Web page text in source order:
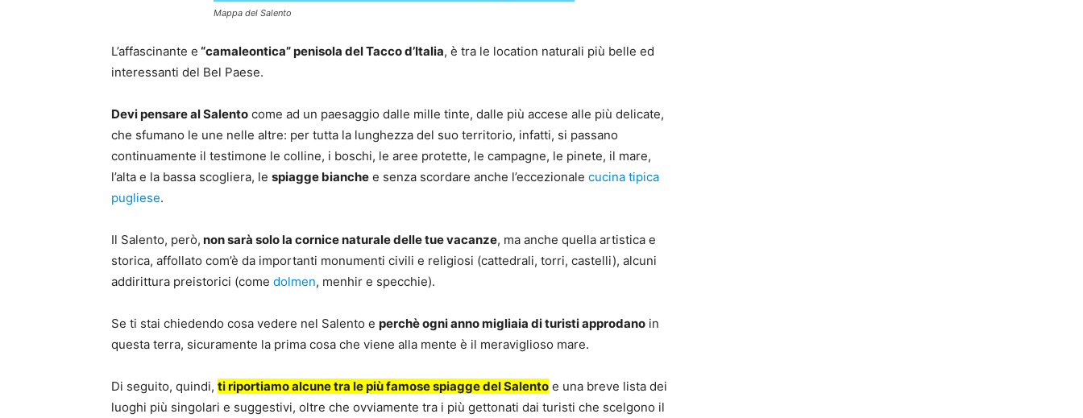
Mappa del Salento
L’affascinante e “camaleontica” penisola del Tacco d’Italia, è tra le location naturali più belle ed
interessanti del Bel Paese.
Devi pensare al Salento come ad un paesaggio dalle mille tinte, dalle più accese alle più delicate,
che sfumano le une nelle altre: per tutta la lunghezza del suo territorio, infatti, si passano
continuamente il testimone le colline, i boschi, le aree protette, le campagne, le pinete, il mare,
l’alta e la bassa scogliera, le spiagge bianche e senza scordare anche l’eccezionale cucina tipica
pugliese.
Il Salento, però, non sarà solo la cornice naturale delle tue vacanze, ma anche quella artistica e
storica, affollato com’è da importanti monumenti civili e religiosi (cattedrali, torri, castelli), alcuni
addirittura preistorici (come dolmen, menhir e specchie).
Se ti stai chiedendo cosa vedere nel Salento e perchè ogni anno migliaia di turisti approdano in
questa terra, sicuramente la prima cosa che viene alla mente è il meraviglioso mare.
Di seguito, quindi, ti riportiamo alcune tra le più famose spiagge del Salento e una breve lista dei
luoghi più singolari e suggestivi, oltre che ovviamente tra i più gettonati dai turisti che scelgono il